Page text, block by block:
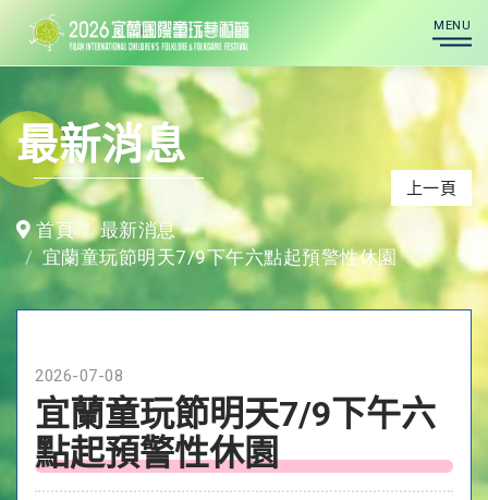
MENU
最新消息
上一頁
首頁
最新消息
宜蘭童玩節明天7/9下午六點起預警性休園
2026-07-08
宜蘭童玩節明天7/9下午六
點起預警性休園